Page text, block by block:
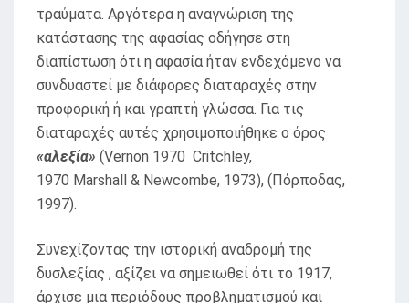
τραύματα. Αργότερα η αναγνώριση της
κατάστασης της αφασίας οδήγησε στη
διαπίστωση ότι η αφασία ήταν ενδεχόμενο να
συνδυαστεί με διάφορες διαταραχές στην
προφορική ή και γραπτή γλώσσα. Για τις
διαταραχές αυτές χρησιμοποιήθηκε ο όρος
«αλεξία» (Vernon 1970 Critchley,
1970 Marshall & Newcombe, 1973), (Πόρποδας,
1997).
Συνεχίζοντας την ιστορική αναδρομή της
δυσλεξίας , αξίζει να σημειωθεί ότι το 1917,
άρχισε μια περιόδους προβληματισμού και